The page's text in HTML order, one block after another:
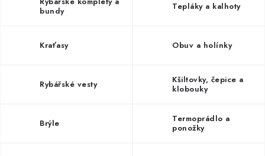
bundy
Tepláky a kalhoty
Kraťasy Obuv a holínky
Rybářské vesty
Kšiltovky, čepice a
klobouky
Brýle
Termoprádlo a
ponožky